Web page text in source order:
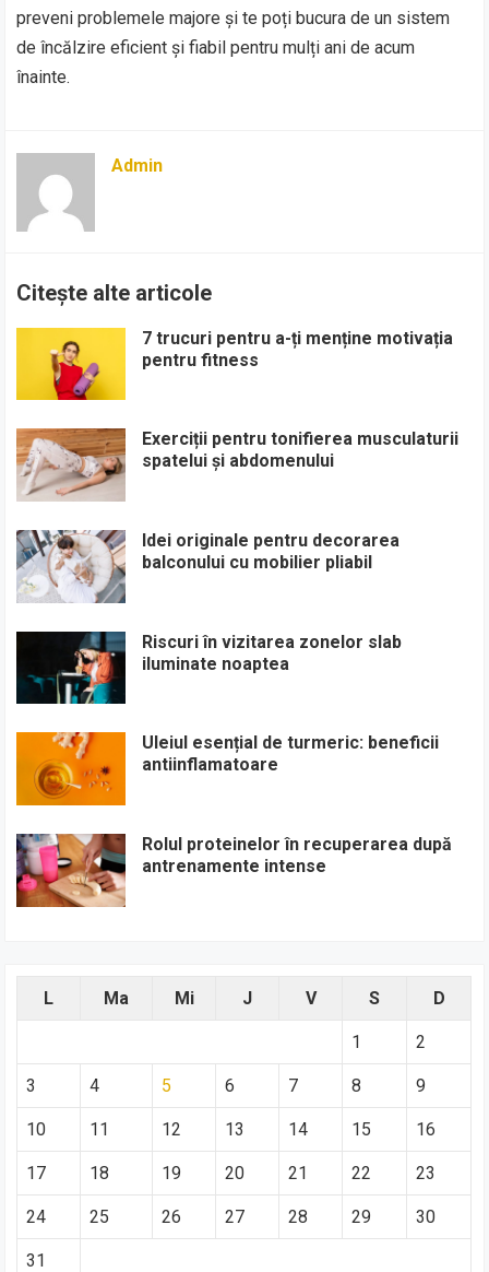
preveni problemele majore și te poți bucura de un sistem
de încălzire eficient și fiabil pentru mulți ani de acum
înainte.
Admin
Citește alte articole
7 trucuri pentru a-ți menține motivația
pentru fitness
Exerciții pentru tonifierea musculaturii
spatelui și abdomenului
Idei originale pentru decorarea
balconului cu mobilier pliabil
Riscuri în vizitarea zonelor slab
iluminate noaptea
Uleiul esențial de turmeric: beneficii
antiinflamatoare
Rolul proteinelor în recuperarea după
antrenamente intense
L Ma Mi J V S D
1 2
3 4 5 6 7 8 9
10 11 12 13 14 15 16
17 18 19 20 21 22 23
24 25 26 27 28 29 30
31